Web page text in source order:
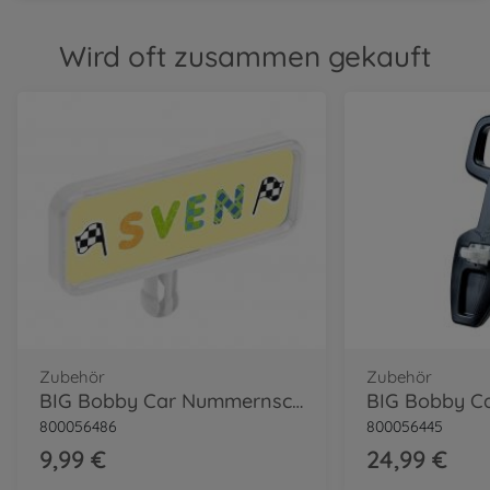
69,99 €
800056143
54,99 €
Classic
BIG Bobby Car Classic
BIG Bobby Car Neo Rot
Wird oft zusammen gekauft
Zubehör
BIG Bobby Car Nummernschild
800056486
9,99 €
Zubehör
800056445
24,99 €